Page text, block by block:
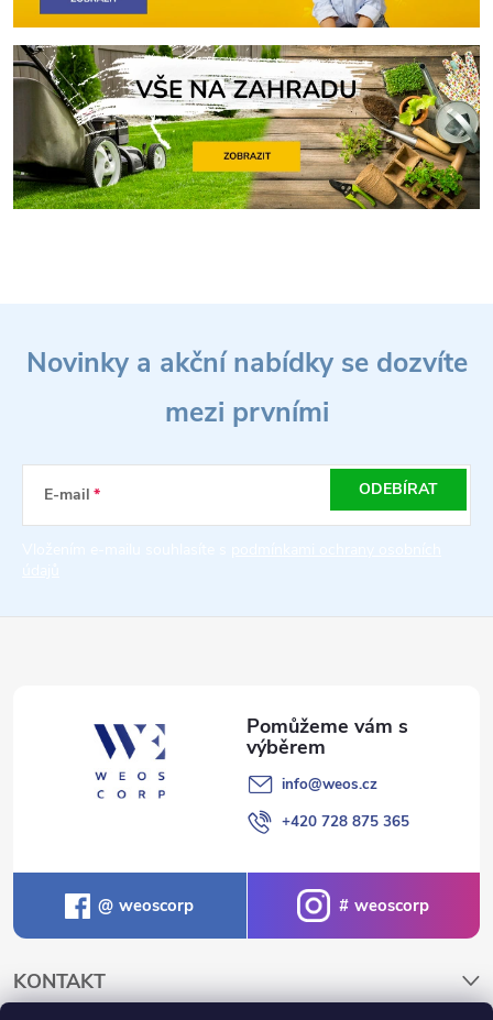
í
Novinky a akční nabídky se dozvíte
mezi prvními
E-mail ODEBÍRAT
info@weos.cz
+420 728 875 365
weoscorp weoscorp
KONTAKT